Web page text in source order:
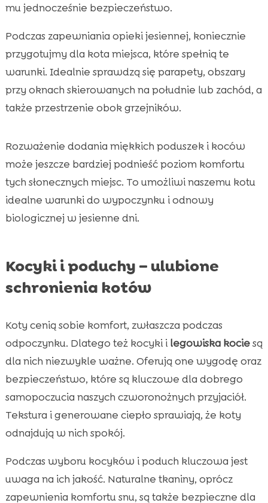
mu jednocześnie bezpieczeństwo.
Podczas zapewniania opieki jesiennej, koniecznie
przygotujmy dla kota miejsca, które spełnią te
warunki. Idealnie sprawdzą się parapety, obszary
przy oknach skierowanych na południe lub zachód, a
także przestrzenie obok grzejników.
Rozważenie dodania miękkich poduszek i koców
może jeszcze bardziej podnieść poziom komfortu
tych słonecznych miejsc. To umożliwi naszemu kotu
idealne warunki do wypoczynku i odnowy
biologicznej w jesienne dni.
Kocyki i poduchy – ulubione
schronienia kotów
Koty cenią sobie komfort, zwłaszcza podczas
odpoczynku. Dlatego też kocyki i legowiska kociesą
dla nich niezwykle ważne. Oferują one wygodę oraz
bezpieczeństwo, które są kluczowe dla dobrego
samopoczucia naszych czworonożnych przyjaciół.
Tekstura i generowane ciepło sprawiają, że koty
odnajdują w nich spokój.
Podczas wyboru kocyków i poduch kluczowa jest
uwaga na ich jakość. Naturalne tkaniny, oprócz
zapewnienia komfortu snu, są także bezpieczne dla